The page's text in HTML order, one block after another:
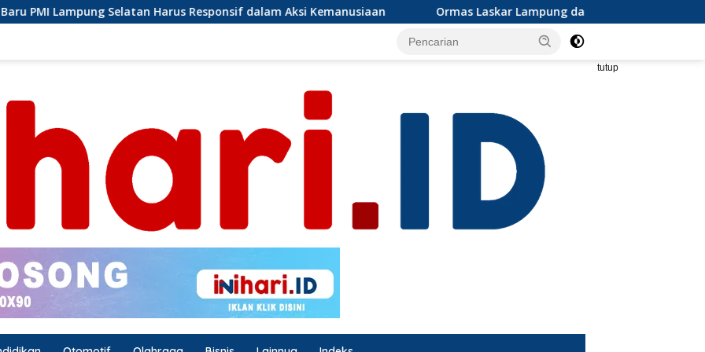
Responsif dalam Aksi Kemanusiaan Ormas Laskar Lampung dan Grib jaya Lampung selatan mengapresiasi dan
tutup